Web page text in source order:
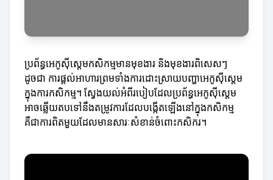
ប្រព័ន្ធអេកូស៊ីស្តេមកសិកម្មមានមុខងារ និងមុខងារពិសេសៗ
ដូចជា ការផ្តល់អាហារព្រមទាំងការដោះស្រាយបញ្ហាអេកូស៊ីស្តេម
ក្នុងការកសិកម្ម។ ស្វែងយល់អំពីរបៀបដែលប្រព័ន្ធអេកូស៊ីស្តេម
អាចឆ្លើយតបទៅនឹងតម្រូវការដែលបង្កើតឡើងនៅក្នុងកសិកម្ម
គឺជាការពិតមួយដែលមានសារៈសំខាន់ចំពោះកសិករ។